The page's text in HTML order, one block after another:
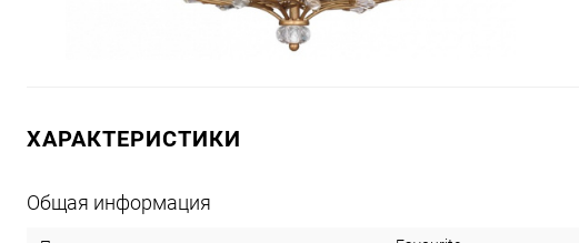
ХАРАКТЕРИСТИКИ
Общая информация